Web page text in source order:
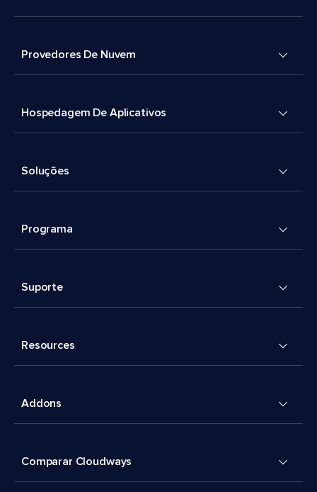
Provedores De Nuvem
Hospedagem De Aplicativos
Soluções
Programa
Suporte
Resources
Addons
Comparar Cloudways